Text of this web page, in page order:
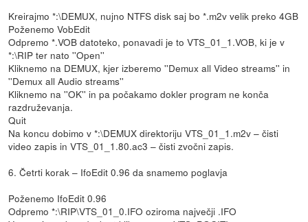
Kreirajmo *:\DEMUX, nujno NTFS disk saj bo *.m2v velik preko 4GB
Poženemo VobEdit
Odpremo *.VOB datoteko, ponavadi je to VTS_01_1.VOB, ki je v
*:\RIP ter nato ''Open''
Kliknemo na DEMUX, kjer izberemo ''Demux all Video streams'' in
''Demux all Audio streams''
Kliknemo na ''OK'' in pa počakamo dokler program ne konča
razdruževanja.
Quit
Na koncu dobimo v *:\DEMUX direktoriju VTS_01_1.m2v – čisti
video zapis in VTS_01_1.80.ac3 – čisti zvočni zapis.
6. Četrti korak – IfoEdit 0.96 da snamemo poglavja
Poženemo IfoEdit 0.96
Odpremo *:\RIP\VTS_01_0.IFO oziroma največji .IFO